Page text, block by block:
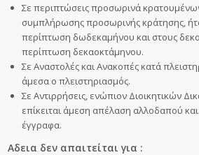
Σε περιπτώσεις προσωρινά
συμπλήρωσης προσωρινής κράτησης,
περίπτωση δωδεκαμήνου και στους
περίπτωση δεκαοκτάμηνου.
Σε Αναστολές και Ανακοπές κατά
άμεσα ο πλειστηριασμός.
Σε Αντιρρήσεις, ενώπιον Διοικητικών
επίκειται άμεση απέλαση αλλοδαπού
έγγραφα.
Αδεια δεν απαιτείται για :